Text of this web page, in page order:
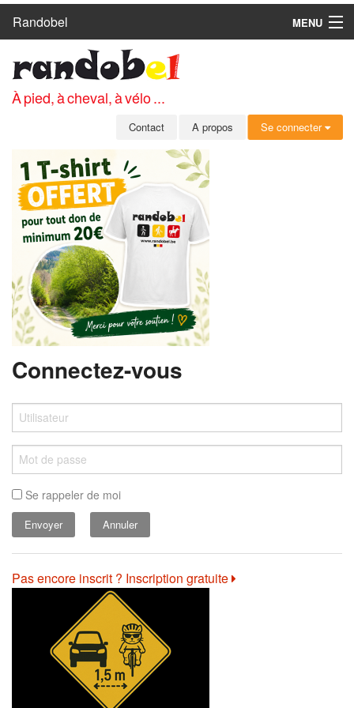
Randobel
MENU
CIRCUITS
CLUBS
MEMBRES
SE CONNECTER
INSCRIPTION GRATUITE
MOT DE PASSE OUBLIÉ
À pied, à cheval, à vélo ...
Contact A propos Se connecter
Connectez-vous
Se rappeler de moi
Annuler
Pas encore inscrit ? Inscription gratuite